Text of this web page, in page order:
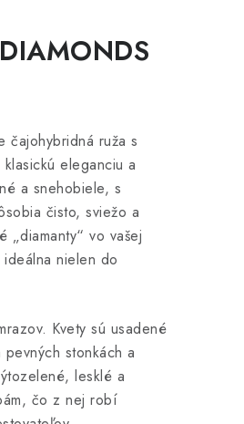
čajohybridná ruža s
eleganciu a
a snehobiele, s
čisto, sviežo a
„diamanty“ vo vašej
nielen do
Kvety sú usadené
stonkách a
lesklé a
čo z nej robí